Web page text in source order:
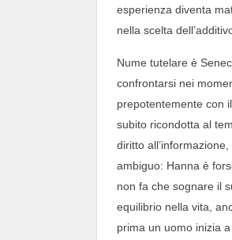
esperienza diventa
nella scelta
Nume tutelare è
confrontarsi nei
prepotentemente con
subito ricondotta al
diritto
ambiguo: Hanna è
non fa che sognare il
equilibrio nella vita,
prima un uomo inizia